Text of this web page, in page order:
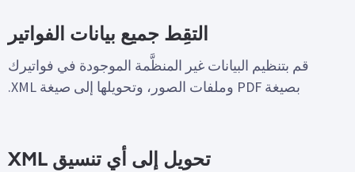
التقِط جميع بيانات الفواتير
قم بتنظيم البيانات غير المنظَّمة الموجودة في فواتيرك
بصيغة PDF وملفات الصور، وتحويلها إلى صيغة XML.
تحويل إلى أي تنسيق XML